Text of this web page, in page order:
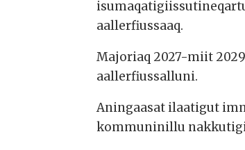
aallerfiussaaq.
Majoriaq 2027-miit
aallerfiussalluni.
Aningaasat ilaatigut
kommuninillu